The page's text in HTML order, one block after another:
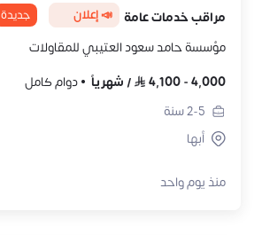
مراقب خدمات عامة 📣 إعلان جديدة
مؤسسة حامد سعود العتيبي للمقاولات
4,000
-
4,100
/ شهرياً
دوام كامل
2-5سنة
أبها
منذ يوم واحد